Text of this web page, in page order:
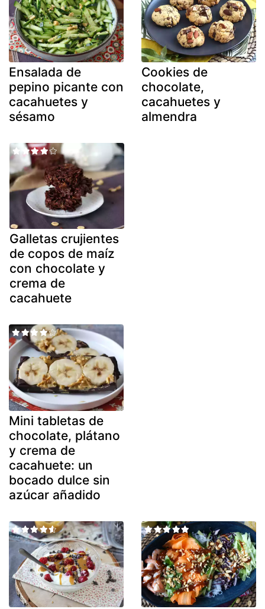
Ensalada de
pepino picante con
cacahuetes y
sésamo
Cookies de
chocolate,
cacahuetes y
almendra
Galletas crujientes
de copos de maíz
con chocolate y
crema de
cacahuete
Mini tabletas de
chocolate, plátano
y crema de
cacahuete: un
bocado dulce sin
azúcar añadido